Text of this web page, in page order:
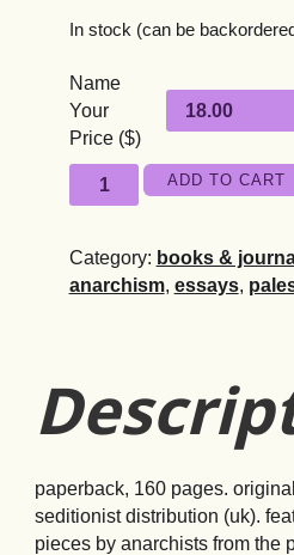
In stock (can be
Name
Your
Price ($)
palestine
(incomplete)
quantity
ADD TO CART
Category: books &
anarchism, essays,
paperback, 160 pages.
seditionist distribution (uk).
pieces by anarchists from the